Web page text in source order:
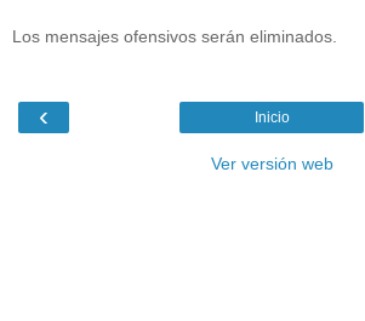
Los mensajes ofensivos serán eliminados.
‹ Inicio
Ver versión web